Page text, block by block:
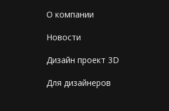
О компании
Новости
Дизайн проект 3D
Для дизайнеров